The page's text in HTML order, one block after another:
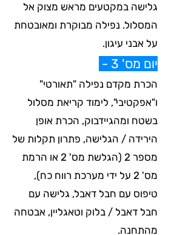
גלישה במקטעים מראש מצוק אל
המסלול. נפילה מבוקרת ומאובטחת
על אבני עיגון.
יום מס' 3 -
הכרת מקדם נפילה "תאורטי"
ו"אפקטיבי", לימוד קריאת מסלול
בשטח ומהגיידבוק, הכרת אופן
הירידה / הגלישה, פתרון תקלות של
מספר 2 (הגלשת מס' 2 או הרמת
מס' 2 על ידי מערכת רווח כח),
טיפוס עם חבל דאבל, גלישה עם
חבל דאבל / בלוק וטאגליין, אבטחה
מהתחנה.